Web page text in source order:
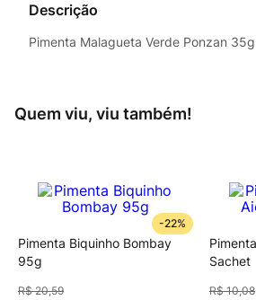
Descrição
Pimenta Malagueta Verde Ponzan 35g
Quem viu, viu também!
-22%
Pimenta Biquinho Bombay
95g
R$ 20,59
Sachet
R$ 10,08